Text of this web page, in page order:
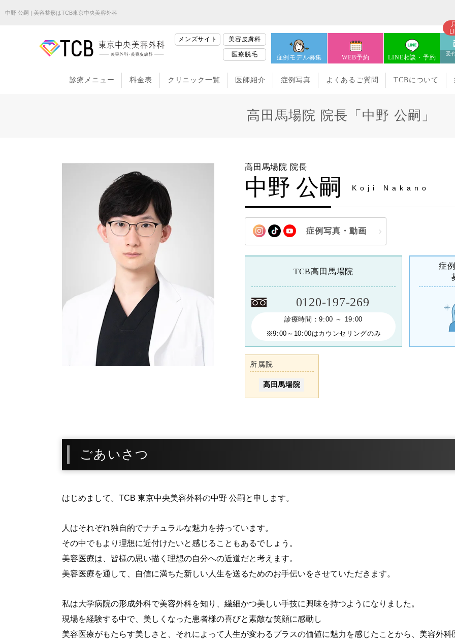
中野 公嗣 | 美容整形はTCB東京中央美容外科
メンズサイト 美容皮膚科
医療脱毛 症例モデル募集 WEB予約 LINE相談・予約
受
診療メニュー 料金表 クリニック一覧 医師紹介 症例写真 よくあるご質問 TCBについて
高田馬場院 院長「中野 公嗣」
高田馬場院 院長
中野 公嗣 Koji Nakano
症例写真・動画
TCB高田馬場院
0120-197-269
診療時間：9:00 ～ 19:00
※9:00～10:00はカウンセリングのみ
症
所属院
高田馬場院
ごあいさつ
はじめまして。TCB 東京中央美容外科の中野 公嗣と申します。
人はそれぞれ独自的でナチュラルな魅力を持っています。
その中でもより理想に近付けたいと感じることもあるでしょう。
美容医療は、皆様の思い描く理想の自分への近道だと考えます。
美容医療を通して、自信に満ちた新しい人生を送るためのお手伝いをさせていただきます。
私は大学病院の形成外科で美容外科を知り、繊細かつ美しい手技に興味を持つようになりました。
現場を経験する中で、美しくなった患者様の喜びと素敵な笑顔に感動し
美容医療がもたらす美しさと、それによって人生が変わるプラスの価値に魅力を感じたことから、美容外科